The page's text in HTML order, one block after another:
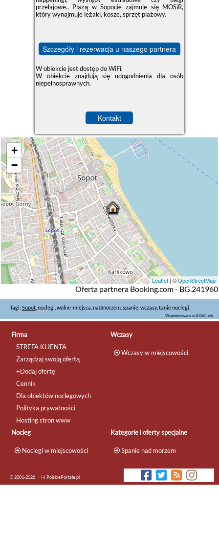
przełajowe.. Plażą w Sopocie zajmuje się MOSiR,
który wynajmuje leżaki, kosze, sprzęt plażowy.
Szczegóły i rezerwacja u naszego partnera
W obiekcie jest dostęp do WiFi.
W obiekcie znajdują się udogodnienia dla osób
niepełnosprawnych.
Kontakt
+
−
Leaflet | ©OpenStreetMap
Oferta partnera Booking.com - BG.241960
Tagi: Sopot , noclegi, wolne-miejsca, nadmorzem, spanie, wczasy, tanie noclegi,
Wygenerowano w 0.064 sek.
Firma
STREFA KLIENTA
Zarządzaj swoją ofertą
+Dodaj ofertę
Cennik
Dla obiektów noclegowych
Polityka prywatności
Hosting stron www
Wczasy
Wczasy w miejscowości
Nocleg
Noclegi w miejscowości
Kategorie i oferty specjalne
Spanie nad morzem
© 2001-2026 (-) PolskiePortale.pl